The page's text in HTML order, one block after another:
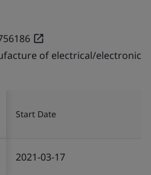
of electrical/electronic
Start Date
2021-03-17